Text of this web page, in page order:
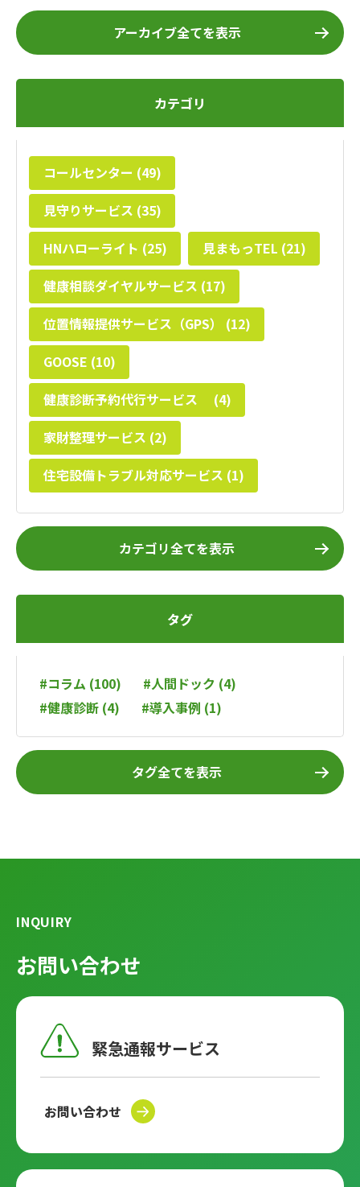
アーカイブ全てを表示
カテゴリ
コールセンター (49)
見守りサービス (35)
HNハローライト (25)
見まもっTEL (21)
健康相談ダイヤルサービス (17)
位置情報提供サービス（GPS） (12)
GOOSE (10)
健康診断予約代行サービス (4)
家財整理サービス (2)
住宅設備トラブル対応サービス (1)
カテゴリ全てを表示
タグ
#コラム (100)
#人間ドック (4)
#健康診断 (4)
#導入事例 (1)
タグ全てを表示
INQUIRY
お問い合わせ
緊急通報サービス
お問い合わせ